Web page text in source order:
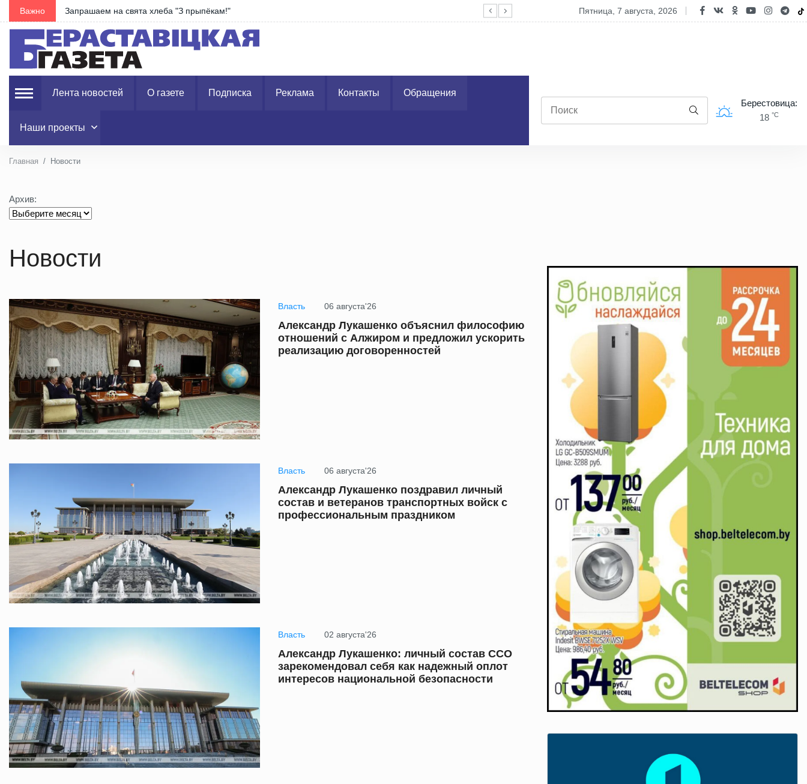
Важно Запрашаем на свята хлеба "З прыпёкам!" Граница на замке, а сердца - открыты: школьники из Волковыска
пятница, 7 августа, 2026
Лента новостей О газете Подписка Реклама Контакты Обращения
Наши проекты
Берестовица:
18 °C
Главная Новости
Архив:
Новости
Власть 06 августа'26
Александр Лукашенко объяснил философию
отношений с Алжиром и предложил ускорить
реализацию договоренностей
Власть 06 августа'26
Александр Лукашенко поздравил личный
состав и ветеранов транспортных войск с
профессиональным праздником
Власть 02 августа'26
Александр Лукашенко: личный состав ССО
зарекомендовал себя как надежный оплот
интересов национальной безопасности